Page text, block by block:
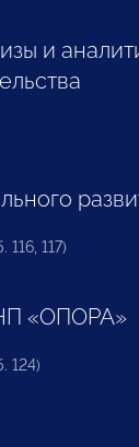
и
116, 117)
«ОПОРА»
124)